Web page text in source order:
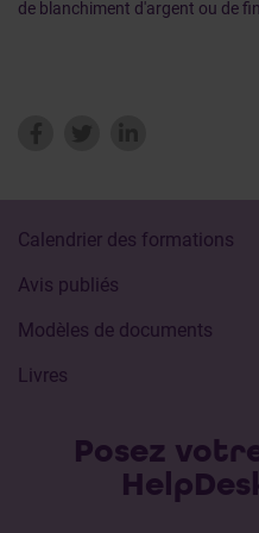
de blanchiment d'argent ou de
Calendrier des formations
Avis publiés
Modèles de documents
Livres
Posez